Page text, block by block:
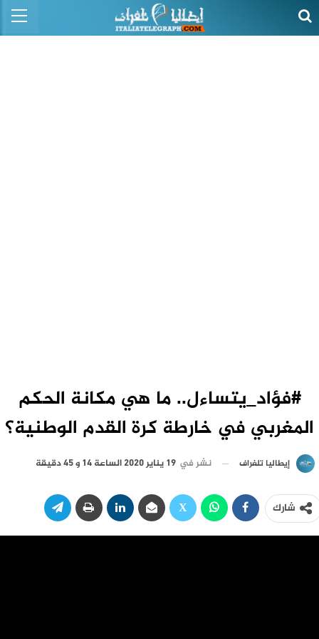
#فؤاد_يتساءل.. ما هي مكانة الحكم
المغربي في خارطة كرة القدم الوطنية؟
إيطاليا تلغراف نشر في 19 يناير 2020 الساعة 14 و 45 دقيقة
شارك